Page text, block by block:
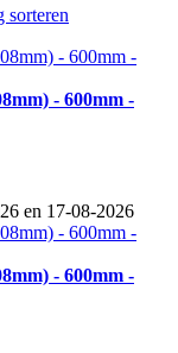
sorteren
- 600mm -
en 17-08-2026
- 600mm -